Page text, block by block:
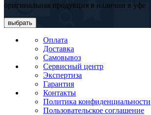
оригинальная продукция в наличии в уфе
выбрать
Оплата
Доставка
Самовывоз
Сервисный центр
Экспертиза
Гарантия
Контакты
Политика конфиденциальности
Пользовательское соглашение